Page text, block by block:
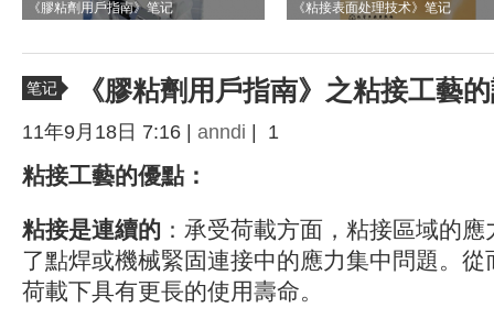
与UNDERFILL世界级高手交流有感
UNDERFILL的用量
有感
况
《膠粘劑用戶指南》笔记 《粘接表面处理技术》笔记
笔记 《膠粘劑用戶指南》之粘接工藝
11年9月18日 7:16 | anndi | 1
粘接工藝的優點：
粘接是連續的 ：承受荷載方面，粘接區域的
了點焊或機械緊固連接中的應力集中問題。
荷載下具有更長的使用壽命。